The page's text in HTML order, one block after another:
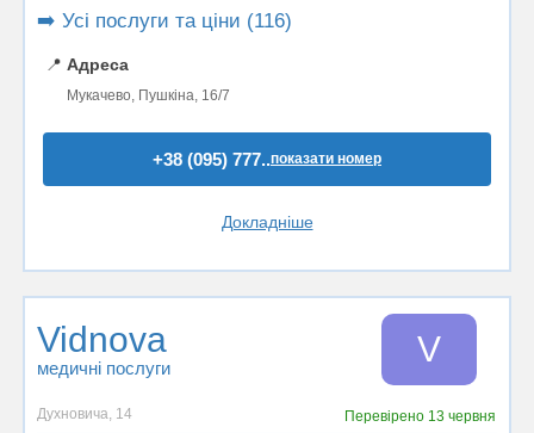
➡️ Усі послуги та ціни (116)
📍 Адреса
Мукачево, Пушкіна, 16/7
+38 (095) 777..показати номер
Докладніше
Vidnova
медичні послуги V
Духновича, 14 Перевірено 13 червня